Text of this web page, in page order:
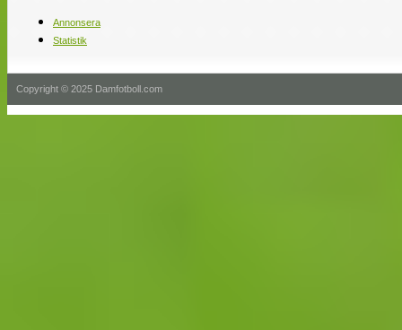
Annonsera
Statistik
Copyright © 2025 Damfotboll.com